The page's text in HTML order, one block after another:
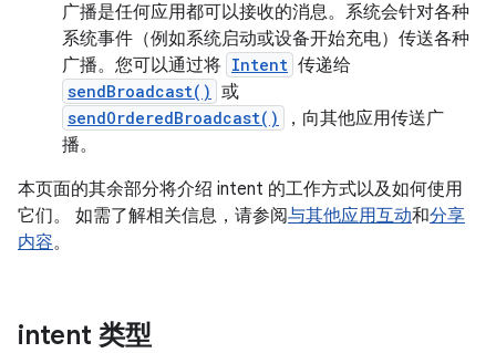
广播是任何应用都可以接收的消息。系统会针对各种
系统事件（例如系统启动或设备开始充电）传送各种
广播。您可以通过将 Intent 传递给
sendBroadcast() 或
sendOrderedBroadcast()
，向其他应用传送广
播。
本页面的其余部分将介绍 intent 的工作方式以及如何使用
它们。 如需了解相关信息，请参阅与其他应用互动和分享
内容。
intent 类型